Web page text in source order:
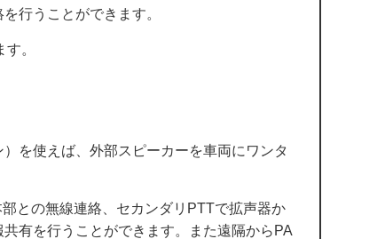
行うことができます。
。
を使えば、外部スピーカーを車両にワンタ
との無線連絡、セカンダリPTTで拡声器か
有を行うことができます。また遠隔からPA